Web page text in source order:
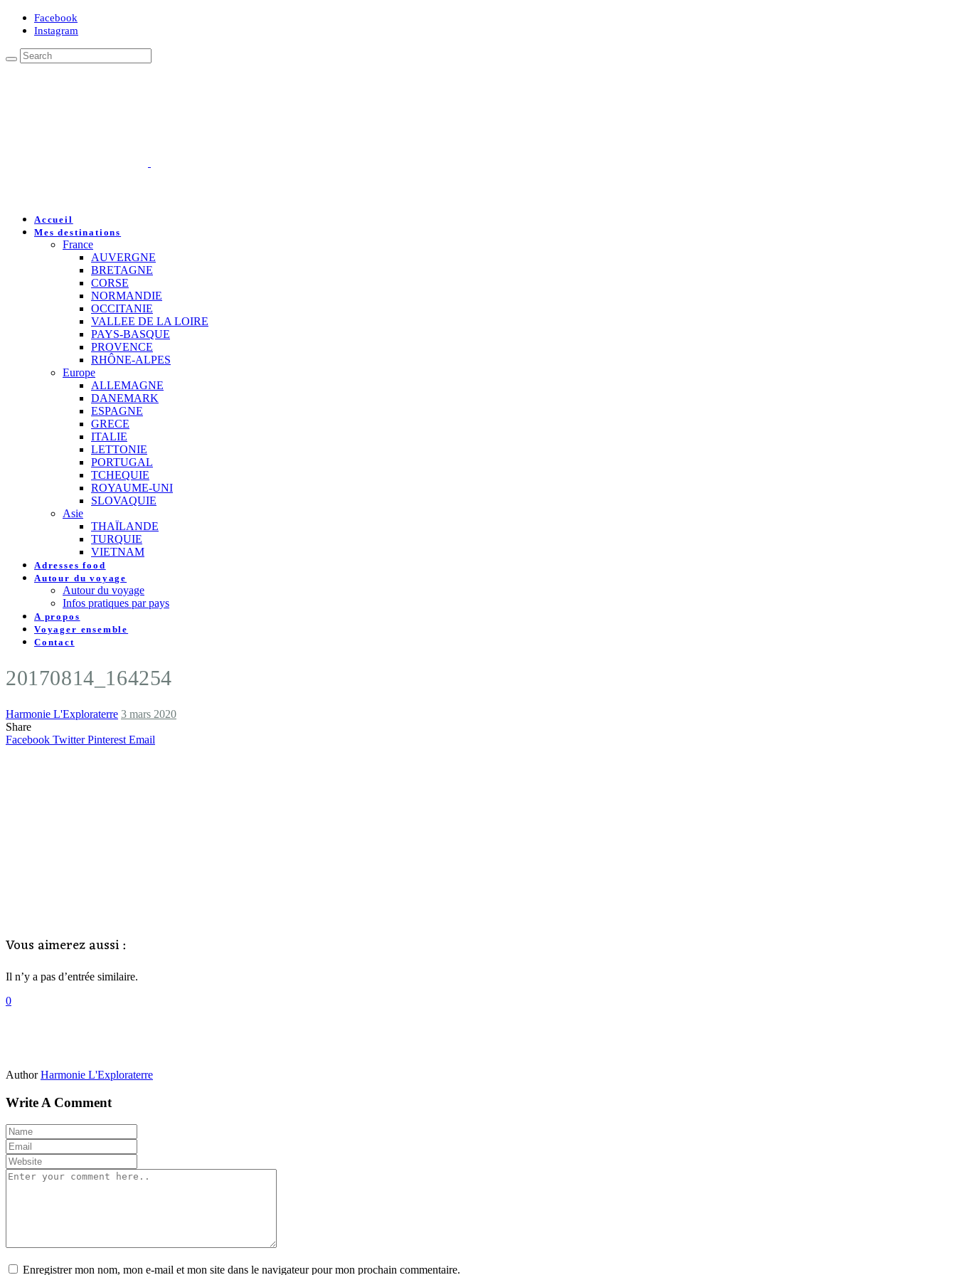
Facebook
Instagram
Accueil
Mes destinations
France
AUVERGNE
BRETAGNE
CORSE
NORMANDIE
OCCITANIE
VALLEE DE LA LOIRE
PAYS-BASQUE
PROVENCE
RHÔNE-ALPES
Europe
ALLEMAGNE
DANEMARK
ESPAGNE
GRECE
ITALIE
LETTONIE
PORTUGAL
TCHEQUIE
ROYAUME-UNI
SLOVAQUIE
Asie
THAÏLANDE
TURQUIE
VIETNAM
Adresses food
Autour du voyage
Autour du voyage
Infos pratiques par pays
A propos
Voyager ensemble
Contact
20170814_164254
Harmonie L'Exploraterre 3 mars 2020
Share
Facebook Twitter Pinterest Email
Vous aimerez aussi :
Il n’y a pas d’entrée similaire.
0
Author Harmonie L'Exploraterre
Write A Comment
Enregistrer mon nom, mon e-mail et mon site dans le navigateur pour mon prochain commentaire.